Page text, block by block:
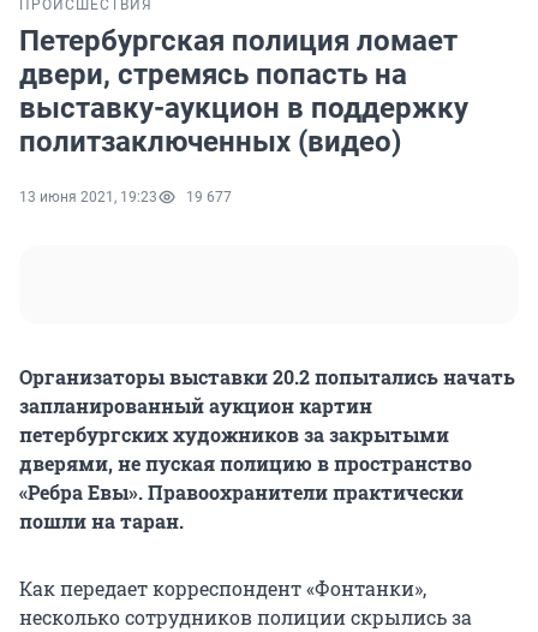
ПРОИСШЕСТВИЯ
Петербургская полиция ломает
двери, стремясь попасть на
выставку-аукцион в поддержку
политзаключенных (видео)
13 июня 2021, 19:23 19 677
Организаторы выставки 20.2 попытались начать
запланированный аукцион картин
петербургских художников за закрытыми
дверями, не пуская полицию в пространство
«Ребра Евы». Правоохранители практически
пошли на таран.
Как передает корреспондент «Фонтанки»,
несколько сотрудников полиции скрылись за